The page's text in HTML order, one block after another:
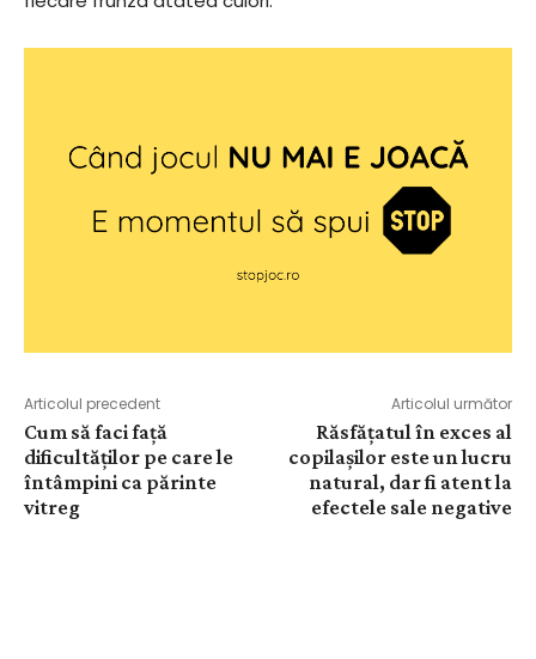
Articolul precedent
Cum să faci față
dificultăților pe care le
întâmpini ca părinte
vitreg
Articolul următor
Răsfățatul în exces al
copilașilor este un lucru
natural, dar fi atent la
efectele sale negative